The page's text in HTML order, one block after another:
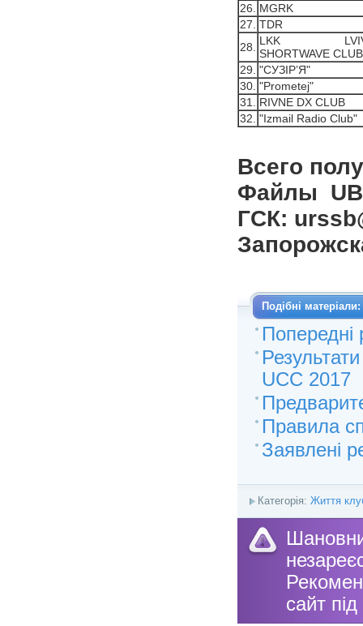
26. MGRK
27. TDR
28. LKK
SHORTWAVE CLUB
29. "CУЗIP’Я"
30. "Prometej"
31. RIVNE DX CLUB
32. "Izmail Radio Club"
Всего
Файлы
ГСК:
Подібні матеріали:
Попередні
UCC 2017
Правила
Заявлені
Категорія: Життя
сайт